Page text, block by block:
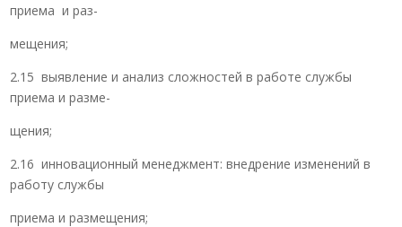
приема и раз-
мещения;
2.15 выявление и анализ сложностей в работе службы
приема и разме-
щения;
2.16 инновационный менеджмент: внедрение изменений в
работу службы
приема и размещения;